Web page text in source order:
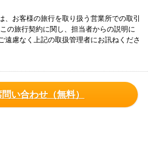
、お客様の旅行を取り扱う営業所での取引
の旅行契約に関し、担当者からの説明に
遠慮なく上記の取扱管理者にお訊ねくださ
い合わせ（無料）